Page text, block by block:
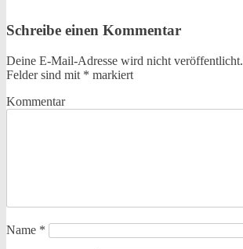
Schreibe einen Kommentar
Deine E-Mail-Adresse wird nicht veröffentlicht.
Felder sind mit * markiert
Kommentar
Name *